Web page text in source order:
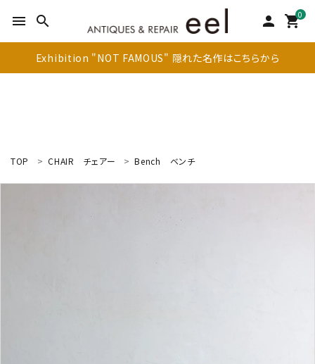
menu search person 0
shopping_cart
Exhibition "NOT FAMOUS" 隠れた名作はこちらから
TOP CHAIR チェアー Bench ベンチ